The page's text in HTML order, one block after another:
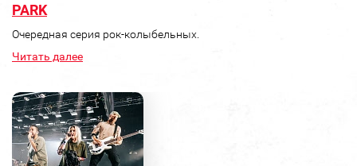
PARK
Очередная серия рок-колыбельных.
Читать далее